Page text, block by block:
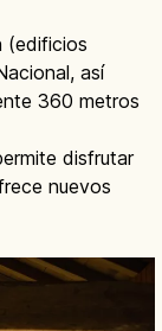
(edificios
así
360 metros
disfrutar
nuevos